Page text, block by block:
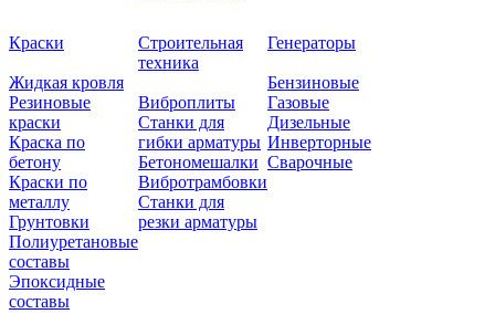
Краски
Жидкая кровля
Резиновые
краски
Краска по
бетону
Краски по
металлу
Грунтовки
Полиуретановые
составы
Эпоксидные
составы
Строительная
техника
Виброплиты
Станки для
гибки арматуры
Бетономешалки
Вибротрамбовки
Станки для
резки арматуры
Генераторы
Бензиновые
Газовые
Дизельные
Инверторные
Сварочные